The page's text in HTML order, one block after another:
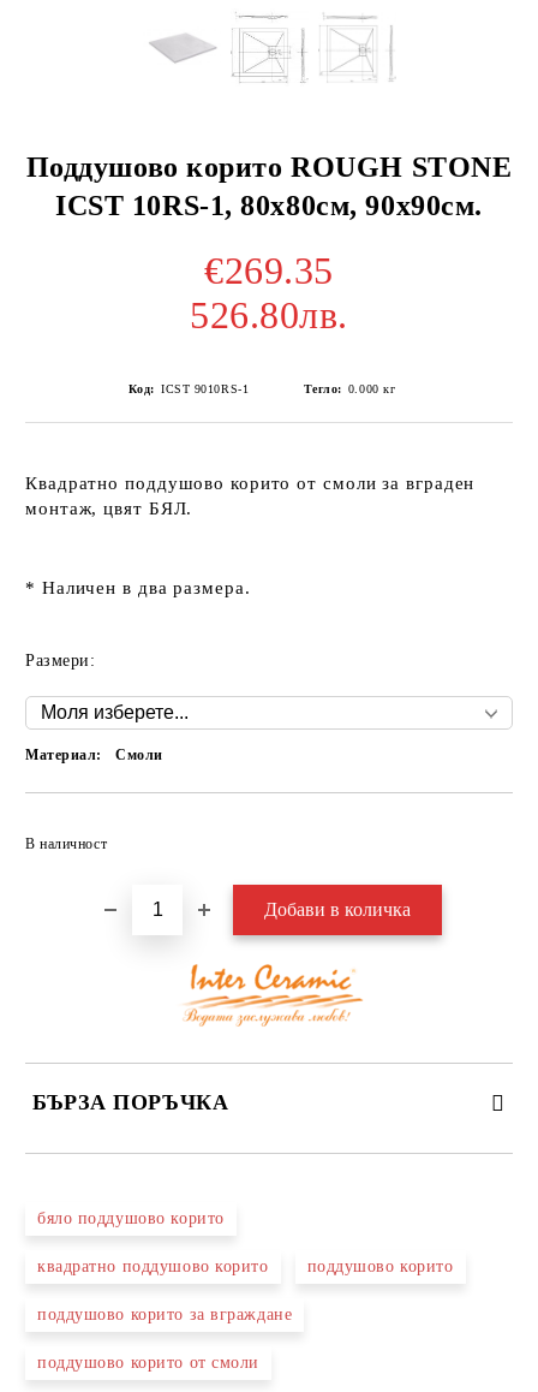
Поддушово корито ROUGH STONE
ICST 10RS-1, 80х80см, 90х90см.
€269.35
526.80лв.
Код: ICST 9010RS-1 Тегло: 0.000 кг
Квадратно поддушово корито от смоли за вграден
монтаж, цвят БЯЛ.
* Наличен в два размера.
Размери:
Материал: Смоли
В наличност
БЪРЗА ПОРЪЧКА
Ние ще се свържем с вас в рамките на работния ден.
бяло поддушово корито
квадратно поддушово корито поддушово корито
поддушово корито за вграждане
поддушово корито от смоли